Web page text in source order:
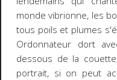
monde vibrionne, les
tous poils et plumes
Ordonnateur dort
dessous de la
portrait, si on peut